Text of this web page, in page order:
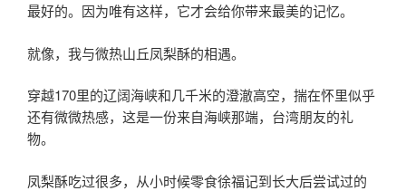
最好的。因为唯有这样，它才会给你带来最美的记忆。
就像，我与微热山丘凤梨酥的相遇。
穿越170里的辽阔海峡和几千米的澄澈高空，揣在怀里似乎
还有微微热感，这是一份来自海峡那端，台湾朋友的礼
物。
凤梨酥吃过很多，从小时候零食徐福记到长大后尝试过的